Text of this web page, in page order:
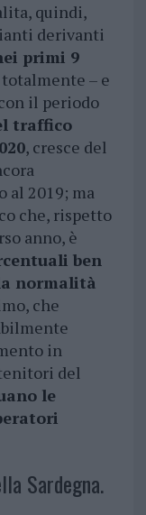
quindi,
derivanti
primi 9
– e
il periodo
traffico
, cresce del
al 2019; ma
che, rispetto
anno, è
ben
normalità
che
in
del
le
Sardegna.